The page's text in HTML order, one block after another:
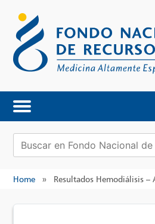
content
Buscar:
Home » Resultados Hemodiálisis –